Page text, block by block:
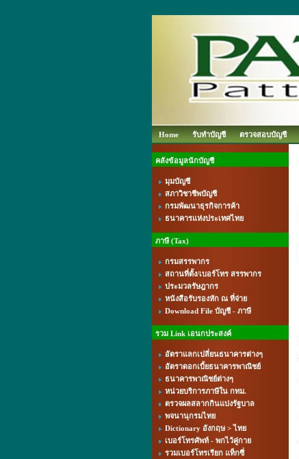
Home รับทำบัญชี ตรวจสอบบัญชี
คลังข้อมูลนักบัญชี
มุมบัญชี
สภาวิชาชีพบัญชี
กรมพัฒนาธุรกิจการค้า
ธนาคารแห่งประเทศไทย
ภาษี (Tax)
กรมสรรพากร
สถานที่ตั้ง/เบอร์โทร สรรพากร
ประมวลรัษฎากร
หนังสือรับรองหัก ณ ที่จ่าย
Download File บัญชี - ภาษี
รวม Link เอนกประสงค์
อัตราแลกเปลี่ยนธนาคารต่างๆ
อัตราดอกเบี้ยธนาคารพาณิชย์
ธนาคารพาณิชย์ต่างๆ
หน่วยบริการภาษีใน กทม.
ตรวจผลสลากกินแบ่งรัฐบาล
พจนานุกรมไทย
Dictionary อังกฤษ > ไทย
เบอร์โทรศัพท์ - พกไว้คู่กาย
รวมเบอร์โทรเรียก แท็กซี่